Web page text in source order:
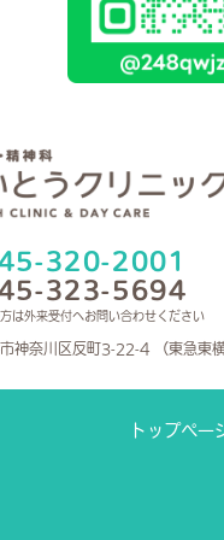
320-2001
323-5694
は外来受付へお問い合わせください
神奈川区反町3-22-4 （東急東
トップペー